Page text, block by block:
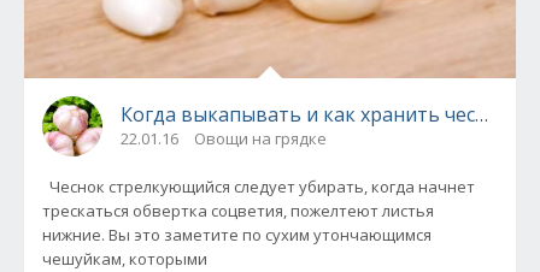
Когда выкапывать и как хранить чеснок.
22.01.16 Овощи на грядке
Чеснок стрелкующийся следует убирать, когда начнет
трескаться обвертка соцветия, пожелтеют листья
нижние. Вы это заметите по сухим утончающимся
чешуйкам, которыми